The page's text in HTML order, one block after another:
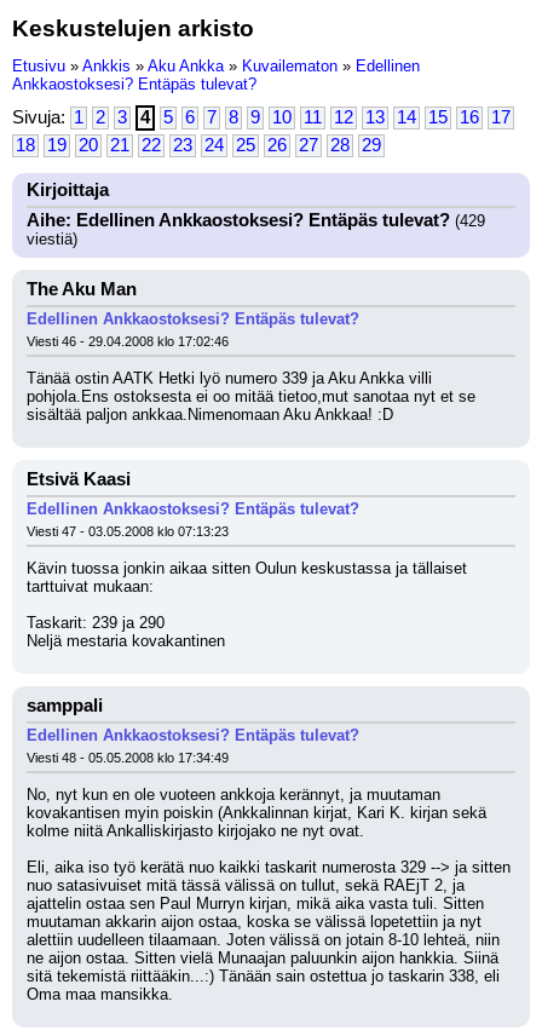
Keskustelujen arkisto
Etusivu » Ankkis » Aku Ankka » Kuvailematon » Edellinen
Ankkaostoksesi? Entäpäs tulevat?
Sivuja: 1 2 3 4 5 6 7 8 9 10 11 12 13 14 15 16
17
18
19 20 21 22 23 24 25 26 27 28 29
Kirjoittaja
Aihe: Edellinen Ankkaostoksesi? Entäpäs tulevat? (429
viestiä)
The Aku Man
Edellinen Ankkaostoksesi? Entäpäs tulevat?
Viesti 46 - 29.04.2008 klo 17:02:46
Tänää ostin AATK Hetki lyö numero 339 ja Aku Ankka villi
pohjola.Ens ostoksesta ei oo mitää tietoo,mut sanotaa nyt et se
sisältää paljon ankkaa.Nimenomaan Aku Ankkaa! :D
Etsivä Kaasi
Edellinen Ankkaostoksesi? Entäpäs tulevat?
Viesti 47 - 03.05.2008 klo 07:13:23
Kävin tuossa jonkin aikaa sitten Oulun keskustassa ja tällaiset
tarttuivat mukaan:
Taskarit: 239 ja 290
Neljä mestaria kovakantinen
samppali
Edellinen Ankkaostoksesi? Entäpäs tulevat?
Viesti 48 - 05.05.2008 klo 17:34:49
No, nyt kun en ole vuoteen ankkoja kerännyt, ja muutaman
kovakantisen myin poiskin (Ankkalinnan kirjat, Kari K. kirjan sekä
kolme niitä Ankalliskirjasto kirjojako ne nyt ovat.
Eli, aika iso työ kerätä nuo kaikki taskarit numerosta 329 --> ja sitten
nuo satasivuiset mitä tässä välissä on tullut, sekä RAEjT 2, ja
ajattelin ostaa sen Paul Murryn kirjan, mikä aika vasta tuli. Sitten
muutaman akkarin aijon ostaa, koska se välissä lopetettiin ja nyt
alettiin uudelleen tilaamaan. Joten välissä on jotain 8-10 lehteä, niin
ne aijon ostaa. Sitten vielä Munaajan paluunkin aijon hankkia. Siinä
sitä tekemistä riittääkin...:) Tänään sain ostettua jo taskarin 338, eli
Oma maa mansikka.